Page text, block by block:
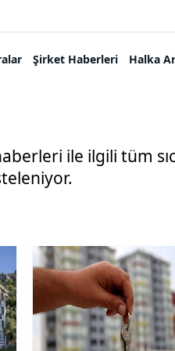
Şirket Haberleri Halka
ile ilgili tüm